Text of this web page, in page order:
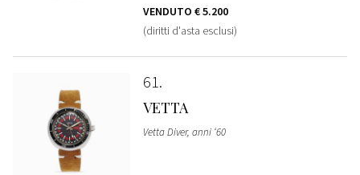
VENDUTO € 5.200
(diritti d'asta esclusi)
61
VETTA
Vetta Diver, anni ‘60